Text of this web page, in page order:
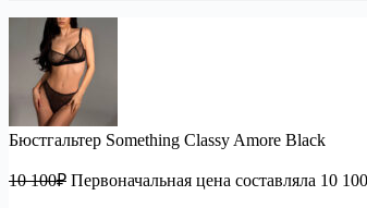
Бюстгальтер Something Classy Amore Black
10 100₽ Первоначальная цена составляла 10